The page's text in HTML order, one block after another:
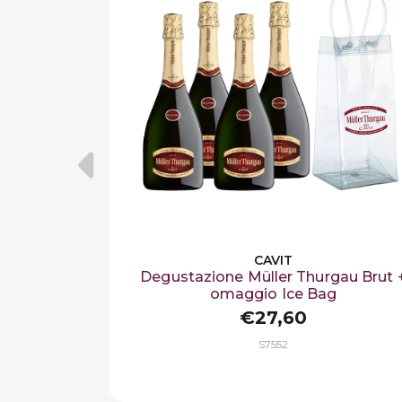
CAVIT
Degustazione Müller Thurgau Brut
omaggio Ice Bag
€27,60
S7552